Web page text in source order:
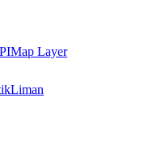
Map Layer
Liman